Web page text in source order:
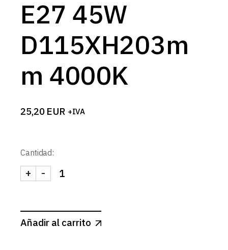
E27 45W
D115XH203m
m 4000K
25,20 EUR +IVA
Cantidad:
BOMBILLA LED E27 45W D115XH203mm 4000K
-
+
Añadir al carrito